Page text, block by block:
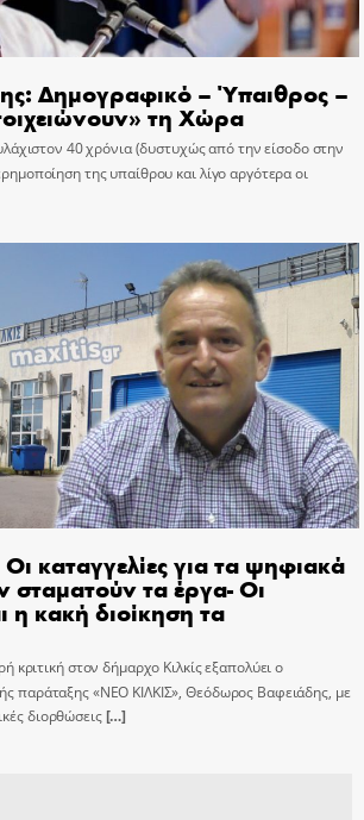
Δημογραφικό – Ύπαιθρος –
τη Χώρα
40 χρόνια (δυστυχώς από την είσοδο στην
της υπαίθρου και λίγο αργότερα οι
καταγγελίες για τα ψηφιακά
σταματούν τα έργα- Οι
η κακή διοίκηση τα
κριτική στον δήμαρχο Κιλκίς εξαπολύει ο
παράταξης «ΝΕΟ ΚΙΛΚΙΣ», Θεόδωρος Βαφειάδης, με
διορθώσεις[…]